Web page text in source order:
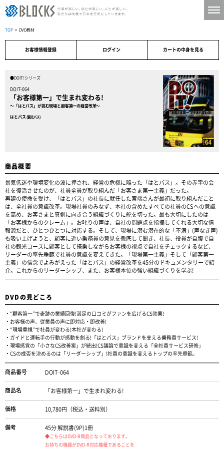
TOP > DVD教材
お客様情報登録 ログイン カートの中身を見る
●DOIT!シリーズ
DOIT-064
「お客様第一」で生まれ変わる!
〜「はとバス」が挑む現場と顧客第一の経営改革〜
はとバス (観光バス)
商品概要
景気低迷や環境変化の波に押され、経営の危機に陥った「はとバス」。その赤字の会
社を復活させたのが、社員全員が取り組んだ「お客さま第一主義」だった。
再建の使命を受け、「はとバス」の社長に就任した宮端さんが最初に取り組んだこと
は、全社員の意識改革。現場社員のみなず、本社の含めたすべての社員のCSへの意識
を高め、お客さまと真剣に向き合う組織づくりに舵を切った。最も大切にしたのは
「お客様からのクレーム」。お叱りの声は、自社の問題点を指摘してくれる大切な情
報源だと、ひとつひとつに対応する。そして、現場に潜む潜在的な「不満」(声なき声)
も吸い上げようと、顧客に近い乗務員の意見を徹底して聞き、社長、役員が自腹で自
社の観光コースに顧客として搭乗しながらお客様の視点で自社をチェックするなど、
リーダーの率先垂範で社員の意識を変えてきた。「現場第一主義」そして「顧客第一
主義」の信念でよみがえった「はとバス」の経営改革を45分のドキュメンタリーで紹
介。これからのリーダーシップ、また、お客様本位の強い組織づくりを学ぶ!
DVDの見どころ
・“顧客第一”で奇跡の業績回復!満足の口コミがファンを広げるCS効果!
・お客様の声、従業員の声に即対応・即改善!
・“現場重視”で社員が変わる!本社が変わる!
・ガイドと運転手の行動が感動を創る!「はとバス」ブランドを支える乗務員サービス!
・現場感覚の「小さなCS改善案」が続出!CS議論で意識を変える「全社員サービス研修」
・CSの成否を決めるのは「リーダーシップ」!社員の意識を変えるトップの率先垂範。
商品番号 DOIT-064
商品名 「お客様第一」で生まれ変わる!
価格 10,780円（税込・送料別）
備考 45分 解説書(9P)1冊
◆こちらはDVD-R商品となっております。
お持ちの機器がDVD-R対応機種であることを